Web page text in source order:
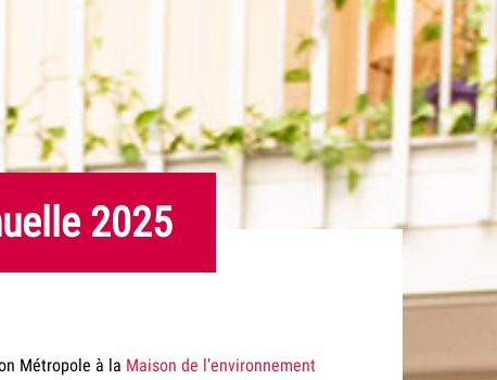
2025
Métropole à la Maison de l’environnement